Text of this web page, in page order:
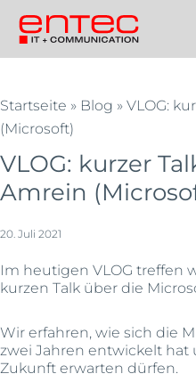
Zum
Inhalt
springen
Entec
|
Outsourcing
und
Cloud
Kontakt Suchen
Startseite » Blog »VLOG:
(Microsoft)
VLOG: kurzer
Amrein
20. Juli 2021
Im heutigen VLOG treffen
kurzen Talk über die
Wir erfahren, wie sich die
zwei Jahren entwickelt hat
Zukunft erwarten dürfen.